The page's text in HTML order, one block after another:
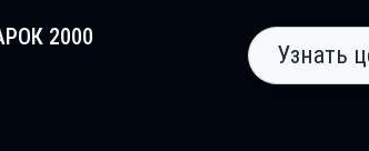
2000
Узнать